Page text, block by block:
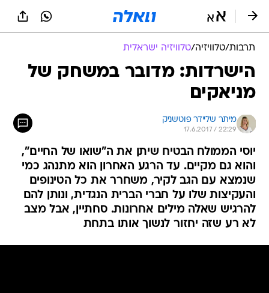
תרבות/טלוויזיה/טלוויזיה ישראלית
הישרדות: מדובר במשחק של
מניאקים
מיתר שליידר פוטשניק
17.6.2017 / 22:29
יוסי הממולח הבטיח שיתן את ה"שואו של החיים",
והוא גם מקיים. עד הרגע האחרון הוא מתנהג כמי
שנמצא עם הגב לקיר, משחרר את כל הטינופים
והעקיצות שלו על חברי הברית הנגדית, ונותן להם
להרגיש שאלה מילים אחרונות. סחתיין, אבל מצב
לא רע שזה יחזור לנשוך אותו בתחת